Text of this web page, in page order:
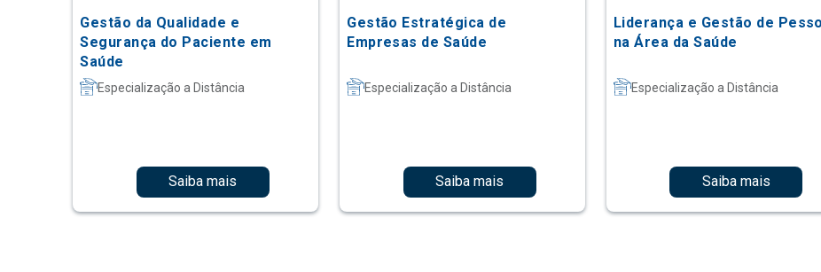
Gestão da Qualidade e
Segurança do Paciente em
Saúde
Especialização a Distância
Saiba mais
Gestão Estratégica de
Empresas de Saúde
Especialização a Distância
Saiba mais
Liderança e Gestão de
na Área da Saúde
Especialização a Distância
Saiba mais